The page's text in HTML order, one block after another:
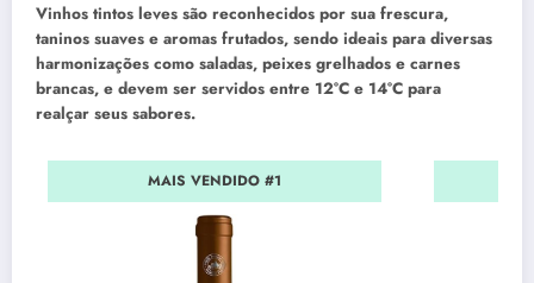
Vinhos tintos leves são reconhecidos por sua frescura,
taninos suaves e aromas frutados, sendo ideais para diversas
harmonizações como saladas, peixes grelhados e carnes
brancas, e devem ser servidos entre 12°C e 14°C para
realçar seus sabores.
MAIS VENDIDO #1